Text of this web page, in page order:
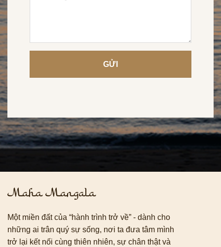
Maha Mangala
Một miền đất của “hành trình trở về” - dành cho
những ai trân quý sự sống, nơi ta đưa tâm mình
trở lại kết nối cùng thiên nhiên, sự chân thật và